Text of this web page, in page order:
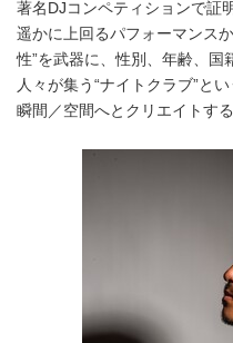
著名DJコンペティションで証
遥かに上回るパフォーマンス
性”を武器に、性別、年齢、国
人々が集う“ナイトクラブ”と
瞬間／空間へとクリエイトす